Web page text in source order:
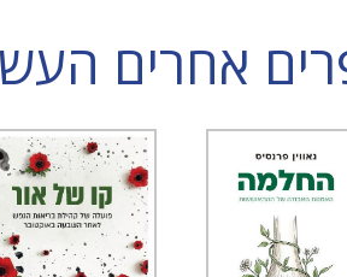
אחרים